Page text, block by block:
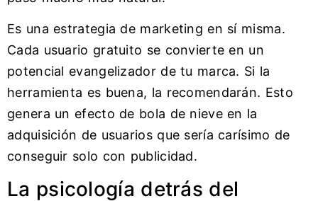
Es una estrategia de marketing en sí misma.
Cada usuario gratuito se convierte en un
potencial evangelizador de tu marca. Si la
herramienta es buena, la recomendarán. Esto
genera un efecto de bola de nieve en la
adquisición de usuarios que sería carísimo de
conseguir solo con publicidad.
La psicología detrás del